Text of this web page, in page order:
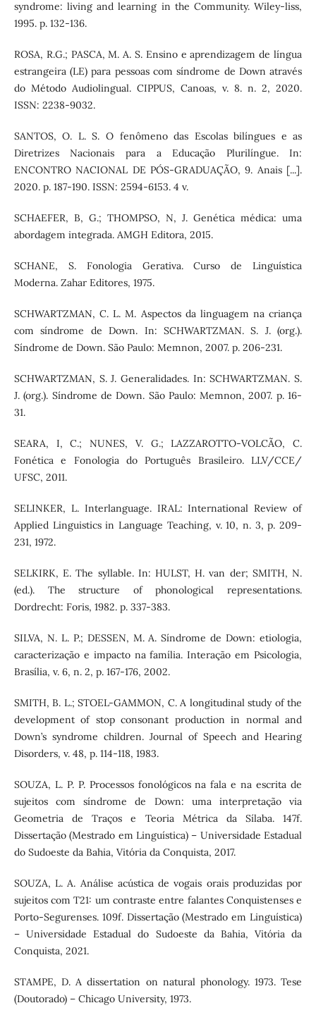
syndrome: living and learning in the Community. Wiley-liss,
1995. p. 132-136.
ROSA, R.G.; PASCA, M. A. S. Ensino e aprendizagem de língua
estrangeira (LE) para pessoas com síndrome de Down através
do Método Audiolingual. CIPPUS, Canoas, v. 8. n. 2, 2020.
ISSN: 2238-9032.
SANTOS, O. L. S. O fenômeno das Escolas bilíngues e as
Diretrizes Nacionais para a Educação Plurilíngue. In:
ENCONTRO NACIONAL DE PÓS-GRADUAÇÃO, 9. Anais [...].
2020. p. 187-190. ISSN: 2594-6153. 4 v.
SCHAEFER, B, G.; THOMPSO, N, J. Genética médica: uma
abordagem integrada. AMGH Editora, 2015.
SCHANE, S. Fonologia Gerativa. Curso de Linguística
Moderna. Zahar Editores, 1975.
SCHWARTZMAN, C. L. M. Aspectos da linguagem na criança
com síndrome de Down. In: SCHWARTZMAN. S. J. (org.).
Síndrome de Down. São Paulo: Memnon, 2007. p. 206-231.
SCHWARTZMAN, S. J. Generalidades. In: SCHWARTZMAN. S.
J. (org.). Síndrome de Down. São Paulo: Memnon, 2007. p. 16-
31.
SEARA, I, C.; NUNES, V. G.; LAZZAROTTO-VOLCÃO, C.
Fonética e Fonologia do Português Brasileiro. LLV/CCE/
UFSC, 2011.
SELINKER, L. Interlanguage. IRAL: International Review of
Applied Linguistics in Language Teaching, v. 10, n. 3, p. 209-
231, 1972.
SELKIRK, E. The syllable. In: HULST, H. van der; SMITH, N.
(ed.). The structure of phonological representations.
Dordrecht: Foris, 1982. p. 337-383.
SILVA, N. L. P.; DESSEN, M. A. Síndrome de Down: etiologia,
caracterização e impacto na família. Interação em Psicologia,
Brasília, v. 6, n. 2, p. 167-176, 2002.
SMITH, B. L.; STOEL-GAMMON, C. A longitudinal study of the
development of stop consonant production in normal and
Down’s syndrome children. Journal of Speech and Hearing
Disorders, v. 48, p. 114-118, 1983.
SOUZA, L. P. P. Processos fonológicos na fala e na escrita de
sujeitos com síndrome de Down: uma interpretação via
Geometria de Traços e Teoria Métrica da Sílaba. 147f.
Dissertação (Mestrado em Linguística) – Universidade Estadual
do Sudoeste da Bahia, Vitória da Conquista, 2017.
SOUZA, L. A. Análise acústica de vogais orais produzidas por
sujeitos com T21: um contraste entre falantes Conquistenses e
Porto-Segurenses. 109f. Dissertação (Mestrado em Linguística)
– Universidade Estadual do Sudoeste da Bahia, Vitória da
Conquista, 2021.
STAMPE, D. A dissertation on natural phonology. 1973. Tese
(Doutorado) – Chicago University, 1973.